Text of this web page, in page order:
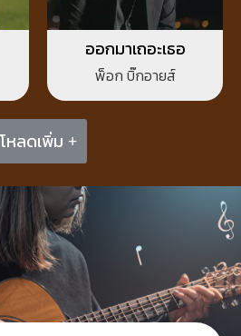
ออกมาเถอะเธอ
พ็อก บิ๊กอายส์
โหลดเพิ่ม +